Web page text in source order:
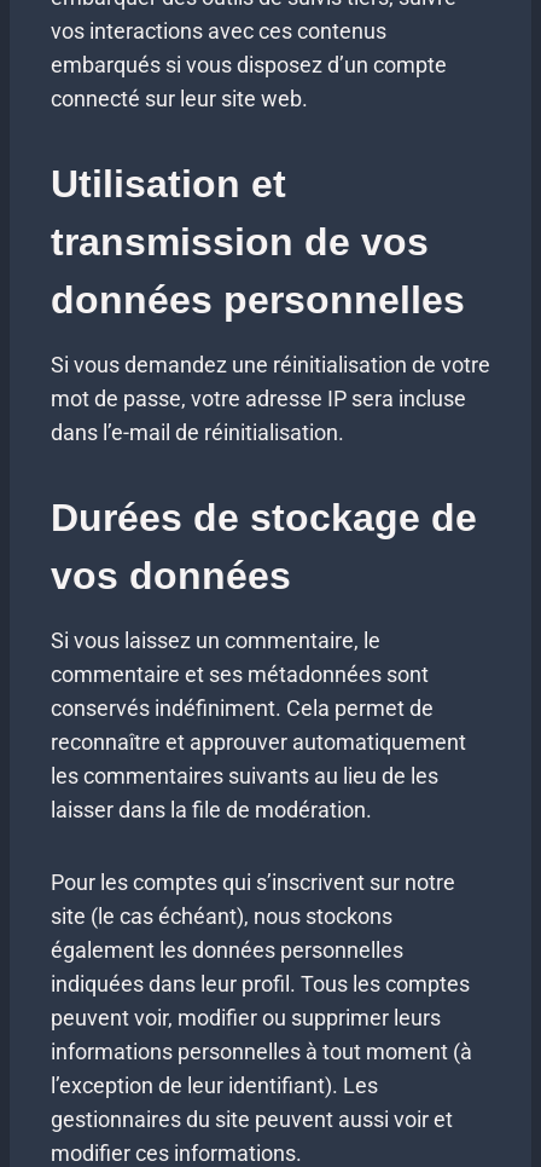
vos interactions avec ces contenus
embarqués si vous disposez d’un compte
connecté sur leur site web.
Utilisation et
transmission de vos
données personnelles
Si vous demandez une réinitialisation de votre
mot de passe, votre adresse IP sera incluse
dans l’e-mail de réinitialisation.
Durées de stockage de
vos données
Si vous laissez un commentaire, le
commentaire et ses métadonnées sont
conservés indéfiniment. Cela permet de
reconnaître et approuver automatiquement
les commentaires suivants au lieu de les
laisser dans la file de modération.
Pour les comptes qui s’inscrivent sur notre
site (le cas échéant), nous stockons
également les données personnelles
indiquées dans leur profil. Tous les comptes
peuvent voir, modifier ou supprimer leurs
informations personnelles à tout moment (à
l’exception de leur identifiant). Les
gestionnaires du site peuvent aussi voir et
modifier ces informations.